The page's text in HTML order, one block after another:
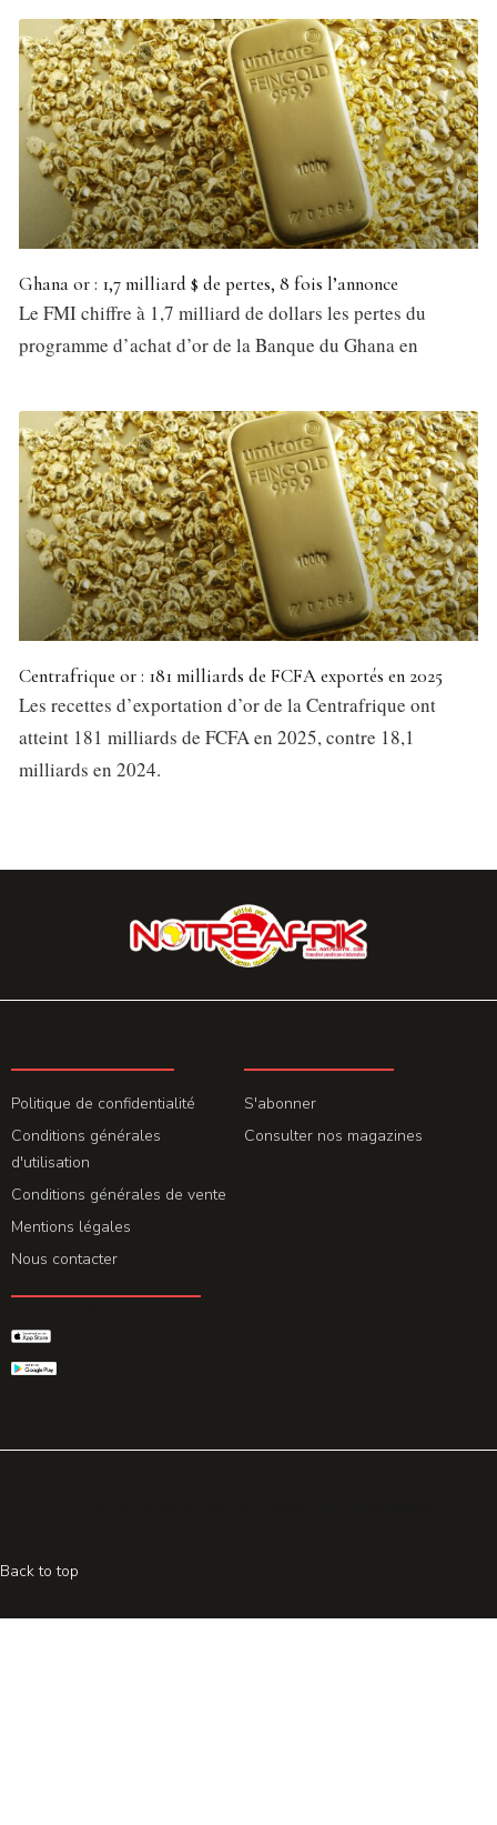
Ghana or : 1,7 milliard $ de pertes, 8 fois l’annonce
Le FMI chiffre à 1,7 milliard de dollars les pertes du
programme d’achat d’or de la Banque du Ghana en
Centrafrique or : 181 milliards de FCFA exportés en 2025
Les recettes d’exportation d’or de la Centrafrique ont
atteint 181 milliards de FCFA en 2025, contre 18,1
milliards en 2024.
Politique de confidentialité
Conditions générales
d'utilisation
Conditions générales de vente
Mentions légales
Nous contacter
S'abonner
Consulter nos magazines
Back to top